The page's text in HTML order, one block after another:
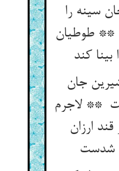
سینه را
** طوطیان
جان
** لاجرم
ارزان
شدست